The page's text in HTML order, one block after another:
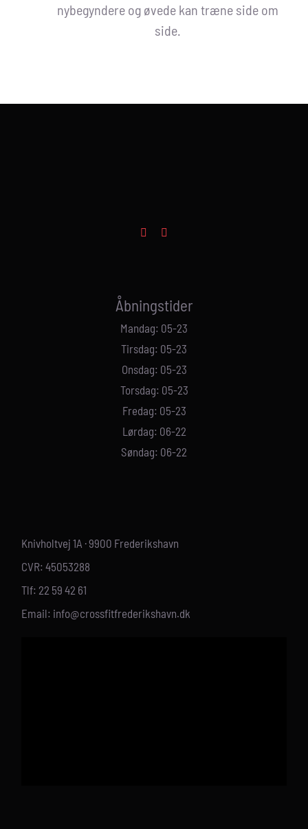
nybegyndere og øvede kan træne side om
side.
Åbningstider
Mandag: 05-23
Tirsdag: 05-23
Onsdag: 05-23
Torsdag: 05-23
Fredag: 05-23
Lørdag: 06-22
Søndag: 06-22
Knivholtvej 1A · 9900 Frederikshavn
CVR: 45053288
Tlf: 22 59 42 61
Email: info@crossfitfrederikshavn.dk